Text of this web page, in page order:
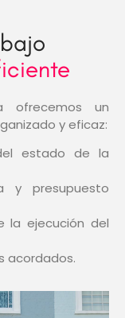
ofrecemos un
y eficaz:
estado de la
y presupuesto
la ejecución del
acordados.